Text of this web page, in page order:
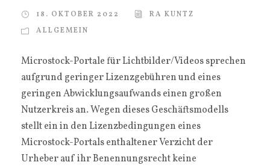
18. OKTOBER 2022
RA KUNTZ
ALLGEMEIN
Microstock-Portale für Lichtbilder/Videos sprechen
aufgrund geringer Lizenzgebühren und eines
geringen Abwicklungsaufwands einen großen
Nutzerkreis an. Wegen dieses Geschäftsmodells
stellt ein in den Lizenzbedingungen eines
Microstock-Portals enthaltener Verzicht der
Urheber auf ihr Benennungsrecht keine